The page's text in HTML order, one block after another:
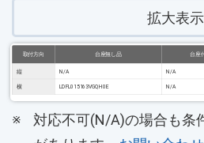
拡大表
取付方向 台座無し品 台座
縦 N/A N/A
横 LDFL015163VGQH0E N/A
対応不可(N/A)の場合も条